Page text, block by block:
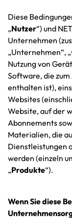
Diese
„Nutzer“) und
Unternehmen
„Unternehmen“,
Nutzung von
Software, die
enthalten ist),
Websites
Website, auf der
Abonnements
Materialien, die
Dienstleistungen
werden (einzeln
„Produkte“).
Wenn Sie diese